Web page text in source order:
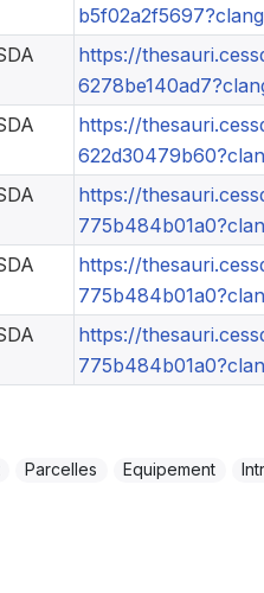
https://
https://
https://
https://
https://
Parcelles Equipement